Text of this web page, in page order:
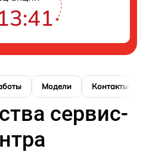
Модели Контакты
сервис-